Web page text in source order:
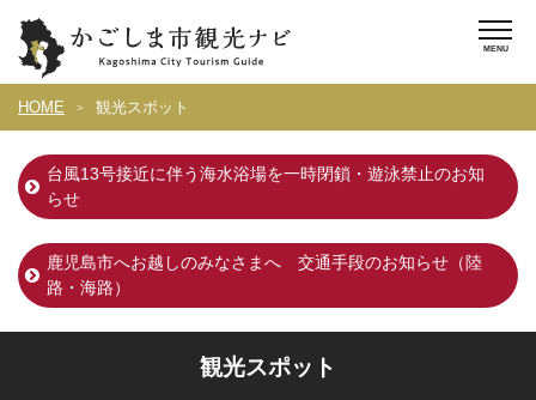
HOME 観光スポット
台風13号接近に伴う海水浴場を一時閉鎖・遊泳禁止のお知
らせ
鹿児島市へお越しのみなさまへ 交通手段のお知らせ（陸
路・海路）
観光スポット